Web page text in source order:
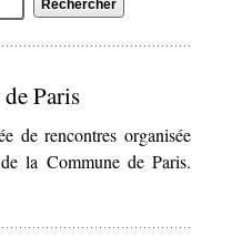
Paris
de rencontres organisée
la Commune de Paris.
autour des